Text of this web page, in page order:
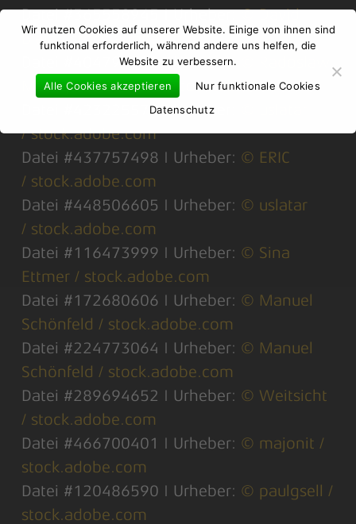
Datei #365558945 | Urheber:© David
Bleja / stock.adobe.com
Datei #404794689 | Urheber:
Maciejewski / stock.adobe.com
Datei #423225572 | Urheber:
/ stock.adobe.com
Datei #437757498 | Urheber: © ERIC
/ stock.adobe.com
Datei #448506605 | Urheber: © uslatar
/ stock.adobe.com
Datei #116473999 | Urheber: © Sina
Ettmer / stock.adobe.com
Datei #172680606 | Urheber: © Manuel
Schönfeld / stock.adobe.com
Datei #224773064 | Urheber: © Manuel
Schönfeld / stock.adobe.com
Datei #289694652 | Urheber: © Weitsicht
/ stock.adobe.com
Datei #466700401 | Urheber: © majonit /
stock.adobe.com
Datei #120486590 | Urheber: © paulgsell /
stock.adobe.com
Wir nutzen Cookies auf unserer Website. Einige von ihnen sind
funktional erforderlich, während andere uns helfen, die
Website zu verbessern.
Alle Cookies akzeptieren
Nur funktionale Cookies
Datenschutz